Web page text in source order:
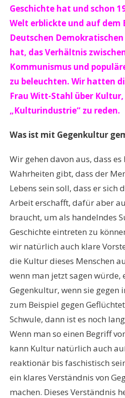
Geschichte hat und schon
Welt erblickte und auf dem
Deutschen
hat, das Verhältnis
Kommunismus und
zu beleuchten. Wir hatten
Frau Witt-Stahl über
„Kulturindustrie“ zu reden.
Was ist mit Gegenkultur
Wir gehen davon aus, dass
Wahrheiten gibt, dass der
Lebens sein soll, dass er sich
Arbeit erschafft, dafür aber
braucht, um als handelndes
Geschichte eintreten zu
wir natürlich auch klare
die Kultur dieses Menschen
wenn man jetzt sagen würde,
Gegenkultur, wenn sie gegen
zum Beispiel gegen
Schwule, dann ist es noch
Wenn man so einen Begriff
kann Kultur natürlich auch
reaktionär bis faschistisch
ein klares Verständnis von
machen. Dieses Verständnis